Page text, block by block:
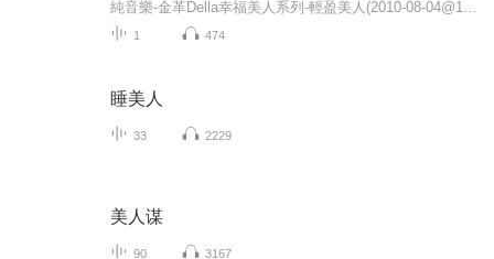
1 474
睡美人
33 2229
美人谋
90 3167